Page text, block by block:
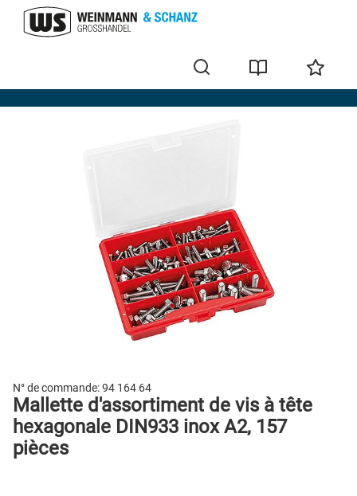
Lots de vis
N° de commande:94 164 64
Mallette d'assortiment de vis à tête
hexagonale DIN933 inox A2, 157
pièces